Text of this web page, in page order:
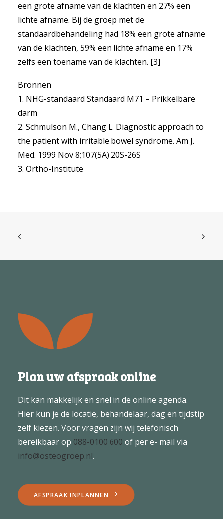
een grote afname van de klachten en 27% een
lichte afname. Bij de groep met de
standaardbehandeling had 18% een grote afname
van de klachten, 59% een lichte afname en 17%
zelfs een toename van de klachten. [3]
Bronnen
1. NHG-standaard Standaard M71 – Prikkelbare
darm
2. Schmulson M., Chang L. Diagnostic approach to
the patient with irritable bowel syndrome. Am J.
Med. 1999 Nov 8;107(5A) 20S-26S
3. Ortho-Institute
Plan uw afspraak online
Dit kan makkelijk en snel in de online agenda.
Hier kun je de locatie, behandelaar, dag en tijdstip
zelf kiezen. Voor vragen zijn wij telefonisch
bereikbaar op 088-0100 600 of per e- mail via
info@osteogroep.nl.
AFSPRAAK INPLANNEN